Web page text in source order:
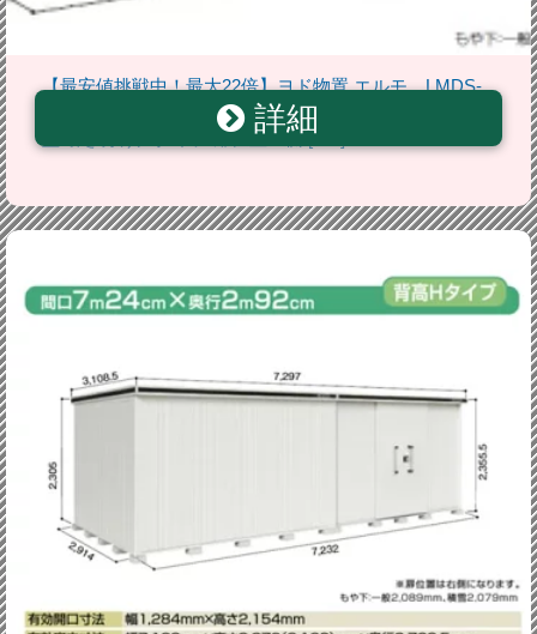
【最安値挑戦中！最大22倍】ヨド物置 エルモ LMDS-
7229HL 間口7m24cm ×奥行2m92cm 背高Hタイプ 積雪
型 引き分け戸タイプ 扉位置左側 [♪▲]
詳細